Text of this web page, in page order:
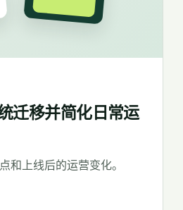
迁移并简化日常运
和上线后的运营变化。